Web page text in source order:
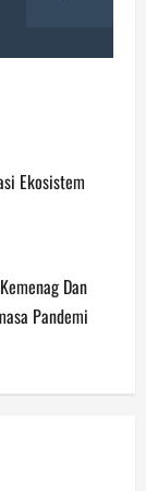
Ekosistem
Dan
Pandemi